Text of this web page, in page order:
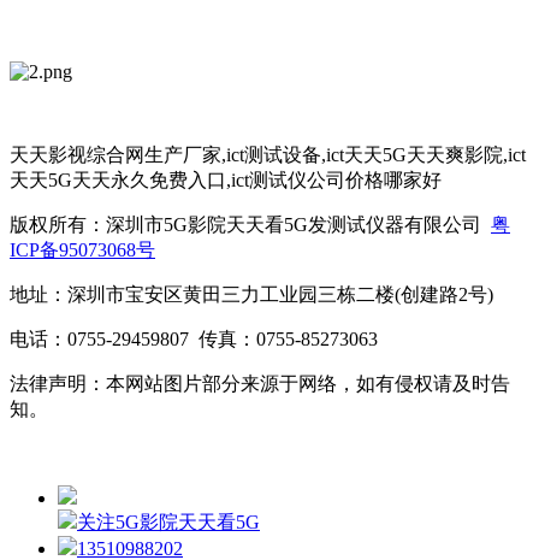
天天影视综合网生产厂家,ict测试设备,ict天天5G天天爽影院,ict
天天5G天天永久免费入口,ict测试仪公司价格哪家好
版权所有：深圳市5G影院天天看5G发测试仪器有限公司 粤
ICP备95073068号
地址：深圳市宝安区黄田三力工业园三栋二楼(创建路2号)
电话：0755-29459807 传真：0755-85273063
法律声明：本网站图片部分来源于网络，如有侵权请及时告
知。
关注5G影院天天看5G
13510988202